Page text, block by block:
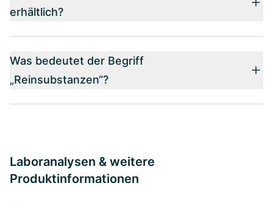
erhältlich?
Was bedeutet der Begriff
„Reinsubstanzen“?
Laboranalysen & weitere
Produktinformationen